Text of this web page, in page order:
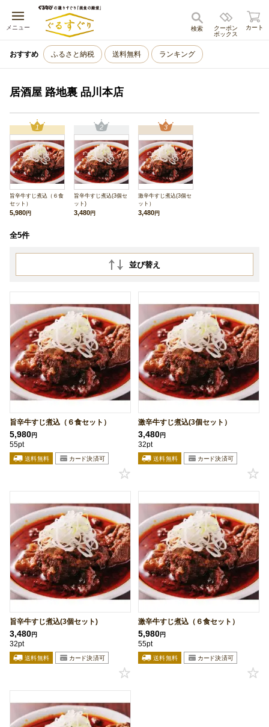
メニュー
キャンセル
クーポン
ボックス
検索 カート
おすすめ ふるさと納税 送料無料 ランキング
居酒屋 路地裏 品川本店
1
旨辛牛すじ煮込（６食
セット）
5,980 円
2
旨辛牛すじ煮込(3個セ
ット)
3,480円
3
激辛牛すじ煮込(3個セ
ット）
3,480円
全5件
並び替え
旨辛牛すじ煮込（６食セット）
5,980円
55pt
激辛牛すじ煮込(3個セット）
3,480円
32pt
旨辛牛すじ煮込(3個セット)
3,480円
32pt
激辛牛すじ煮込（６食セット）
5,980円
55pt